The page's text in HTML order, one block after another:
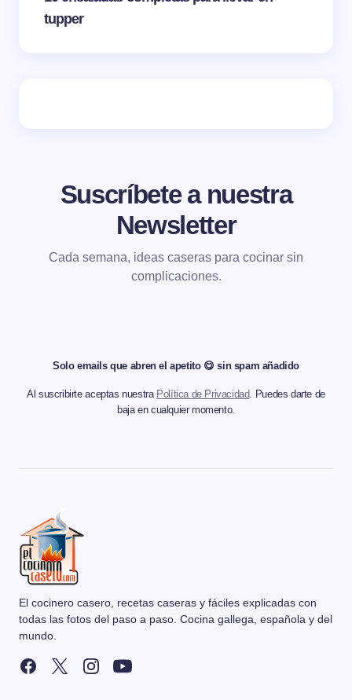
tupper
Suscríbete a nuestra
Newsletter
Cada semana, ideas caseras para cocinar sin
complicaciones.
Solo emails que abren el apetito 😋 sin spam añadido
Al suscribirte aceptas nuestra Política de Privacidad. Puedes darte de
baja en cualquier momento.
El cocinero casero, recetas caseras y fáciles explicadas con
todas las fotos del paso a paso. Cocina gallega, española y del
mundo.